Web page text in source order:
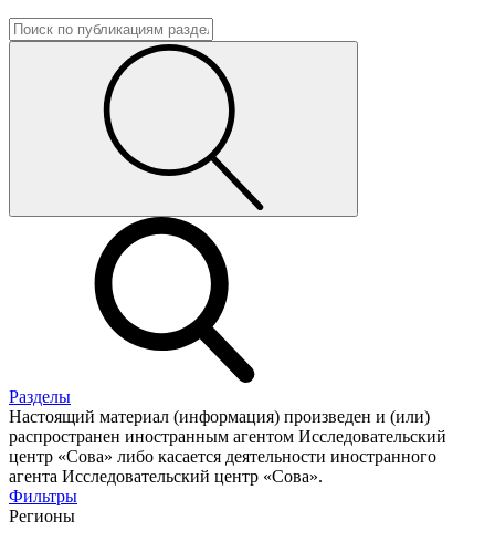
Разделы
Настоящий материал (информация) произведен и (или)
распространен иностранным агентом Исследовательский
центр «Сова» либо касается деятельности иностранного
агента Исследовательский центр «Сова».
Фильтры
Регионы